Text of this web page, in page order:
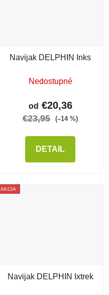
Navijak DELPHIN Inks
Nedostupné
od €20,36
€23,95 (–14 %)
DETAIL
AKCIA
Navijak DELPHIN Ixtrek